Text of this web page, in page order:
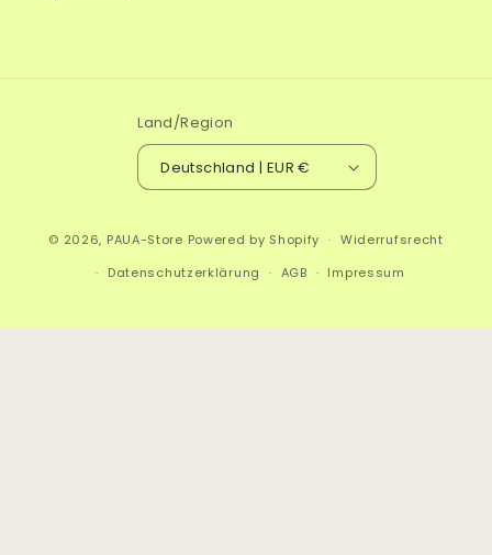
Land/Region
Deutschland | EUR €
© 2026, PAUA-Store Powered by Shopify
Widerrufsrecht
Datenschutzerklärung
AGB Impressum